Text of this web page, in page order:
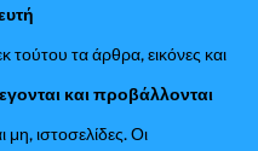
τα άρθρα, εικόνες και
και προβάλλονται
μη, ιστοσελίδες. Οι